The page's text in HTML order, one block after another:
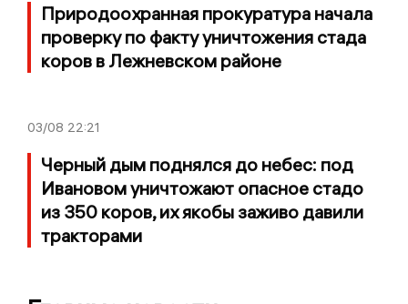
Природоохранная прокуратура начала
проверку по факту уничтожения стада
коров в Лежневском районе
03/08 22:21
Черный дым поднялся до небес: под
Ивановом уничтожают опасное стадо
из 350 коров, их якобы заживо давили
тракторами